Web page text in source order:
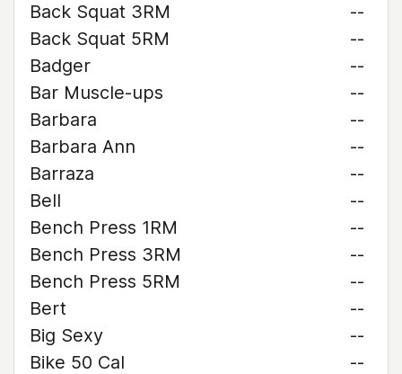
Back Squat 3RM
--
Back Squat 5RM
--
Badger
--
Bar Muscle-ups
--
Barbara
--
Barbara Ann
--
Barraza
--
Bell
--
Bench Press 1RM
--
Bench Press 3RM
--
Bench Press 5RM
--
Bert
--
Big Sexy
--
Bike 50 Cal
--